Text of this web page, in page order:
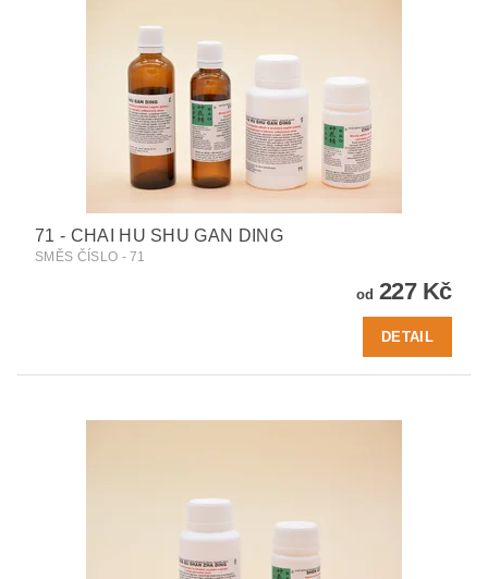
71 - CHAI HU SHU GAN DING
SMĚS ČÍSLO - 71
od 227 Kč
DETAIL